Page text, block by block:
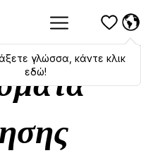
,ciao! To switch
click here!
γλώσσα, κάντε κλικ
εδώ!